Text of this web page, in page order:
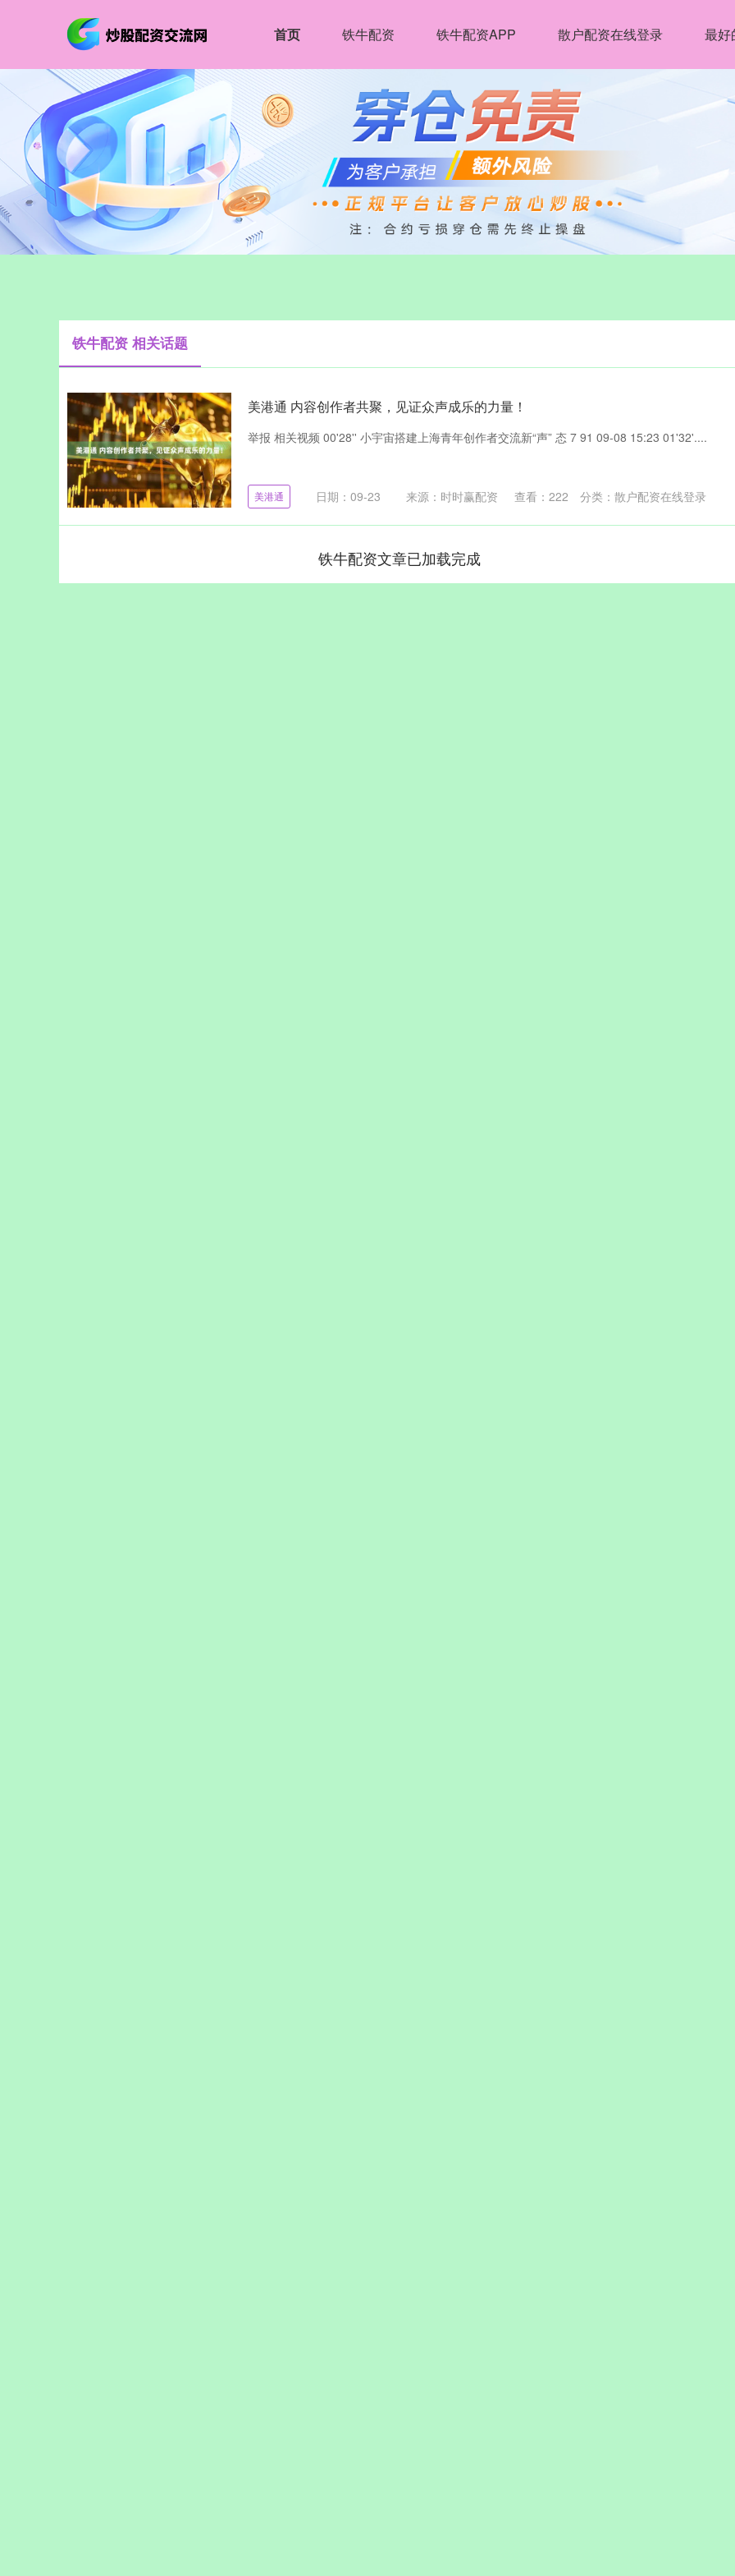
首页 铁牛配资 铁牛配资APP 散户配资在线登录 最好
铁牛配资 相关话题
美港通 内容创作者共聚，见证众声成乐的力量！
举报 相关视频 00'28'' 小宇宙搭建上海青年创作者交流新“声” 态 7 91 09-08 15:23 01'32'....
美港通 日期：09-23 来源：时时赢配资 查看：222 分类：散户配资在线登录
铁牛配资文章已加载完成